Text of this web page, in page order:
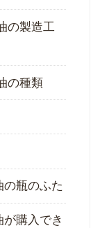
の製造工
の種類
瓶のふた
購入でき